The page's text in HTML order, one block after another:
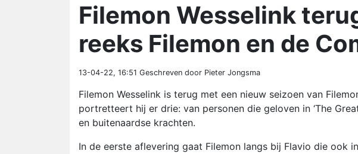
Filemon Wesselink
reeks Filemon en de
13-04-22, 16:51 Geschreven door Pieter Jongsma
Filemon Wesselink is terug met een nieuw seizoen van
portretteert hij er drie: van personen die geloven in ‘The
en buitenaardse krachten.
In de eerste aflevering gaat Filemon langs bij Flavio die ook